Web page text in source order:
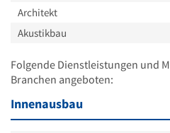
Architekt
Akustikbau
Folgende Dienstleistungen und
Branchen angeboten:
Innenausbau